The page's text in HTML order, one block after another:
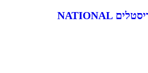
ערכת גידול גינת קריסטלים NATIONAL
GEOGRAPHIC